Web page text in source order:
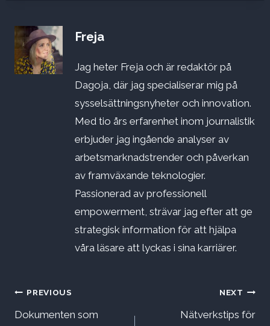
Freja
Jag heter Freja och är redaktör på
Dagoja, där jag specialiserar mig på
sysselsättningsnyheter och innovation.
Med tio års erfarenhet inom journalistik
erbjuder jag ingående analyser av
arbetsmarknadstrender och påverkan
av framväxande teknologier.
Passionerad av professionell
empowerment, strävar jag efter att ge
strategisk information för att hjälpa
våra läsare att lyckas i sina karriärer.
Inläggsnavigering
PREVIOUS
Dokumenten som
NEXT
Nätverkstips för